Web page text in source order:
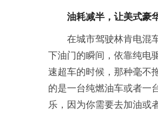
油耗减半，让美式豪
在城市驾驶林肯电混
下油门的瞬间，依靠纯电
速超车的时候，那种毫不
的是一台纯燃油车或者一
乐，因为你需要去加油或